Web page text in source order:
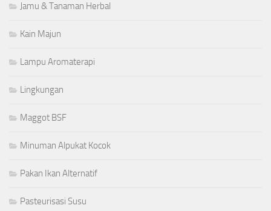
Jamu & Tanaman Herbal
Kain Majun
Lampu Aromaterapi
Lingkungan
Maggot BSF
Minuman Alpukat Kocok
Pakan Ikan Alternatif
Pasteurisasi Susu